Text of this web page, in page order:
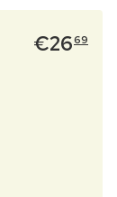
€2669